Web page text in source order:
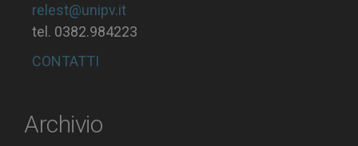
relest@unipv.it
tel. 0382.984223
CONTATTI
Archivio